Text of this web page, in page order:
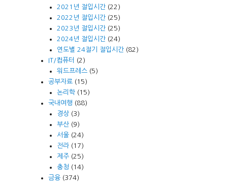
2021년 절입시간(22)
2022년 절입시간(25)
2023년 절입시간(25)
2024년 절입시간(24)
연도별 24절기 절입시간(82)
IT/컴퓨터
(2)
워드프레스(5)
공부자료 (15)
논리학(15)
국내여행 (88)
경상(3)
부산(9)
서울(24)
전라(17)
제주(25)
충청 (14)
금융 (374)